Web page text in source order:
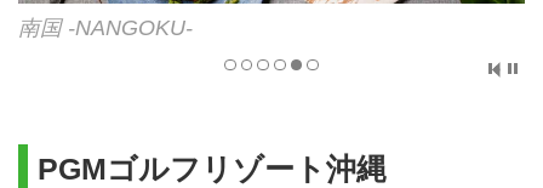
南国 -NANGOKU-
PGMゴルフリゾート沖縄